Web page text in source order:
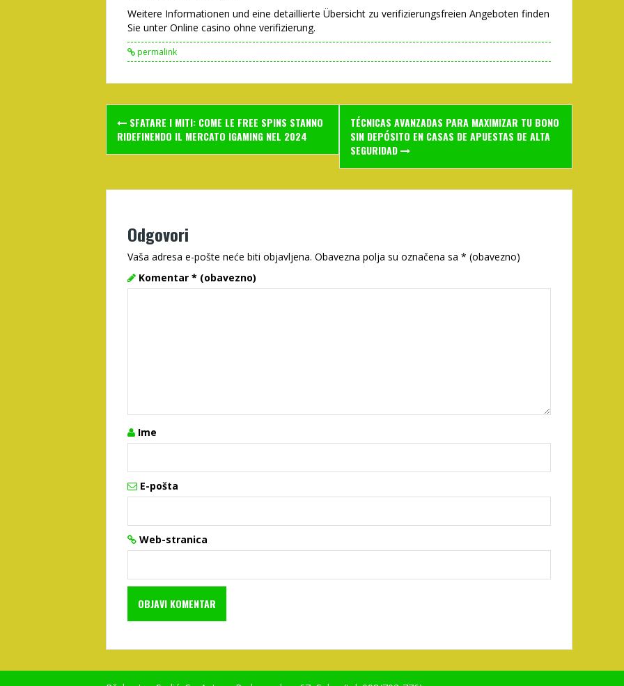
Weitere Informationen und eine detaillierte Übersicht zu verifizierungsfreien Angeboten finden
Sie unter Online casino ohne verifizierung.
permalink
Post
navigation
SFATARE I MITI: COME LE FREE SPINS STANNO
RIDEFINENDO IL MERCATO IGAMING NEL 2024
TÉCNICAS AVANZADAS PARA MAXIMIZAR TU BONO
SIN DEPÓSITO EN CASAS DE APUESTAS DE ALTA
SEGURIDAD
Odgovori
Vaša adresa e-pošte neće biti objavljena. Obavezna polja su označena sa * (obavezno)
Komentar * (obavezno)
Ime
E-pošta
Web-stranica